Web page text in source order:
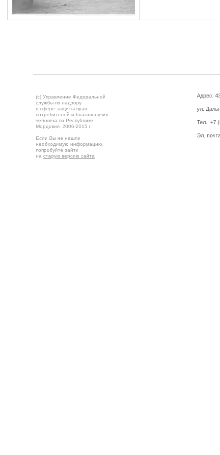
(c) Управление Федеральной
службы по надзору
в сфере защиты прав
потребителей и благополучия
человека по Республике
Мордовия, 2006-2015 г.
Если Вы не нашли
необходимую информацию,
попробуйте зайти
на старую версию сайта
Адрес:
ул.
Тел.: +7
Эл.